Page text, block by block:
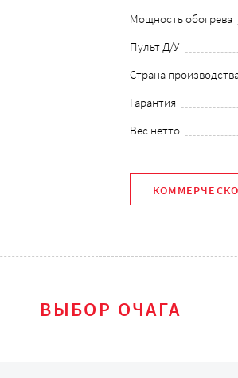
Мощность обогрева
Пульт Д/У
Страна
Гарантия
Вес нетто
ВЫБОР ОЧАГА